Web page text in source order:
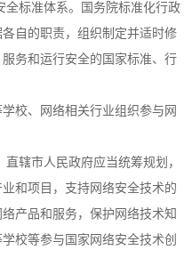
标准体系。国务院标准化行政
自的职责，组织制定并适时修
务和运行安全的国家标准、行
、网络相关行业组织参与网
辖市人民政府应当统筹规划，
和项目，支持网络安全技术的
产品和服务，保护网络技术知
校等参与国家网络安全技术创